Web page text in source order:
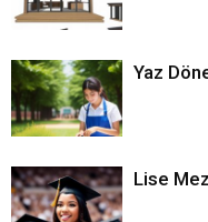
Yaz
Lise